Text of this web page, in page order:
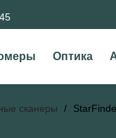
Оптика
сканеры